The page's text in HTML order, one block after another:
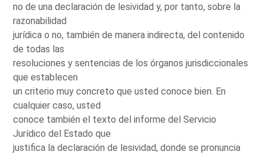
no de una declaración de lesividad y, por tanto, sobre la
razonabilidad
jurídica o no, también de manera indirecta, del contenido
de todas las
resoluciones y sentencias de los órganos jurisdiccionales
que establecen
un criterio muy concreto que usted conoce bien. En
cualquier caso, usted
conoce también el texto del informe del Servicio
Jurídico del Estado que
justifica la declaración de lesividad, donde se pronuncia